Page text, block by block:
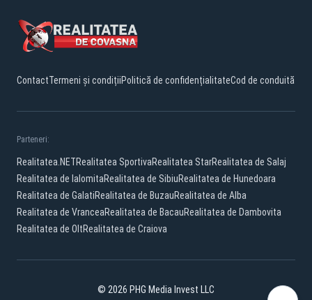
ContactTermeni și condițiiPolitică de confidențialitateCod de conduită
Parteneri:
Realitatea.NETRealitatea SportivaRealitatea StarRealitatea de Salaj
Realitatea de IalomitaRealitatea de SibiuRealitatea de Hunedoara
Realitatea de GalatiRealitatea de BuzauRealitatea de Alba
Realitatea de VranceaRealitatea de BacauRealitatea de Dambovita
Realitatea de OltRealitatea de Craiova
© 2026 PHG Media Invest LLC